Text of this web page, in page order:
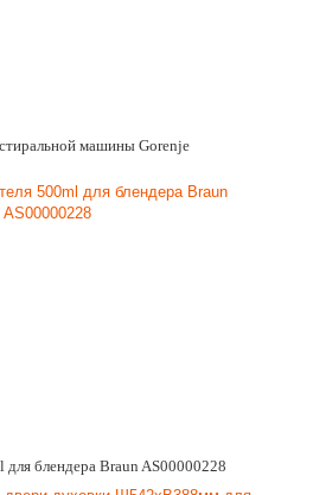
машины Gorenje
для блендера Braun AS00000228